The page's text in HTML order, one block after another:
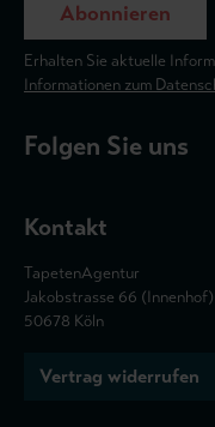
Abonnieren
Erhalten Sie aktuelle
Informationen zum
Folgen Sie uns
Kontakt
TapetenAgentur
Jakobstrasse 66 (Innenhof)
50678 Köln
Vertrag widerrufen